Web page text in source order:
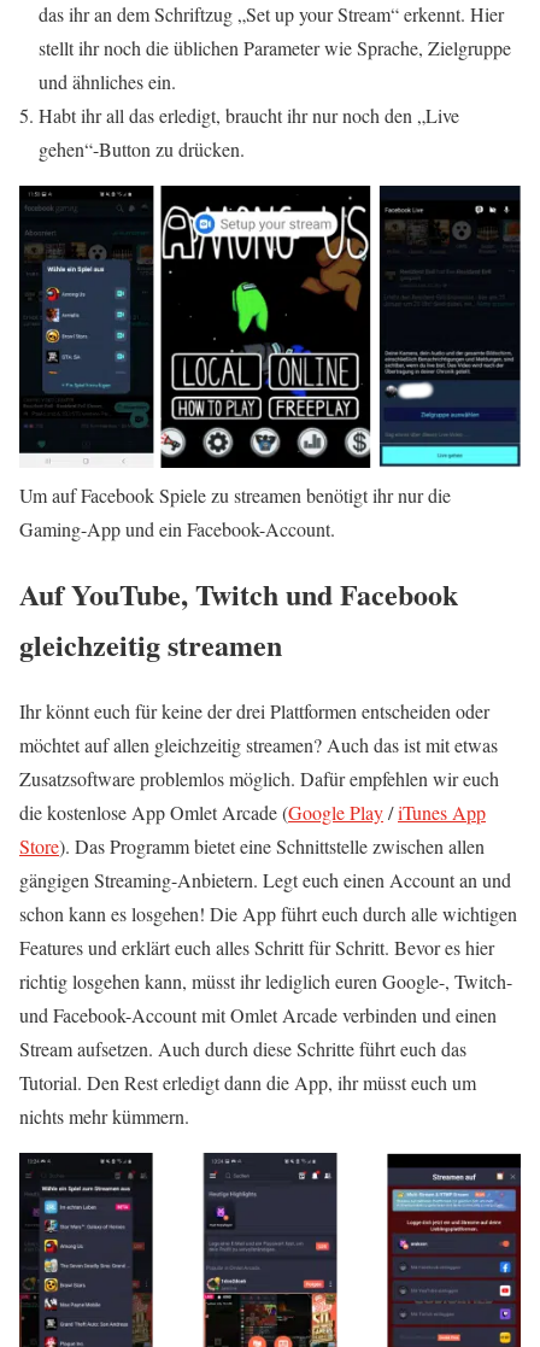
das ihr an dem Schriftzug „Set up your Stream“ erkennt. Hier
stellt ihr noch die üblichen Parameter wie Sprache, Zielgruppe
und ähnliches ein.
Habt ihr all das erledigt, braucht ihr nur noch den „Live
gehen“-Button zu drücken.
Um auf Facebook Spiele zu streamen benötigt ihr nur die
Gaming-App und ein Facebook-Account.
Auf YouTube, Twitch und Facebook
gleichzeitig streamen
Ihr könnt euch für keine der drei Plattformen entscheiden oder
möchtet auf allen gleichzeitig streamen? Auch das ist mit etwas
Zusatzsoftware problemlos möglich. Dafür empfehlen wir euch
die kostenlose App Omlet Arcade (Google Play/iTunes App
Store). Das Programm bietet eine Schnittstelle zwischen allen
gängigen Streaming-Anbietern. Legt euch einen Account an und
schon kann es losgehen! Die App führt euch durch alle wichtigen
Features und erklärt euch alles Schritt für Schritt. Bevor es hier
richtig losgehen kann, müsst ihr lediglich euren Google-, Twitch-
und Facebook-Account mit Omlet Arcade verbinden und einen
Stream aufsetzen. Auch durch diese Schritte führt euch das
Tutorial. Den Rest erledigt dann die App, ihr müsst euch um
nichts mehr kümmern.